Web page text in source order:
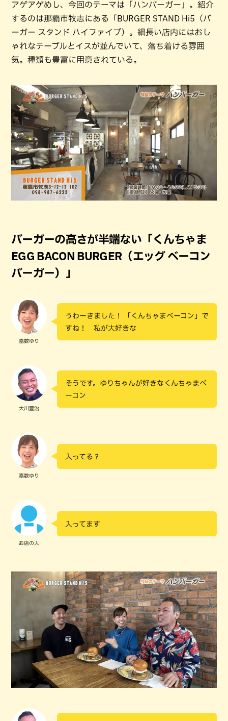
アゲアゲめし、今回のテーマは「ハンバーガー」。紹介
するのは那覇市牧志にある「BURGER STAND Hi5（バ
ーガー スタンド ハイファイブ）。細長い店内にはおし
ゃれなテーブルとイスが並んでいて、落ち着ける雰囲
気。種類も豊富に用意されている。
バーガーの高さが半端ない「くんちゃま
EGG BACON BURGER（エッグ ベーコン
バーガー）」
嘉数ゆり
うわーきました！ 「くんちゃまベーコン」で
すね！ 私が大好きな
大川豊治
そうです。ゆりちゃんが好きなくんちゃまベ
ーコン
嘉数ゆり
入ってる？
お店の人
入ってます